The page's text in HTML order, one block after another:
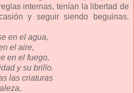
internas, tenían la libertad de
y seguir siendo beguinas.
en el agua,
el aire,
en el fuego,
y su brillo.
las criaturas